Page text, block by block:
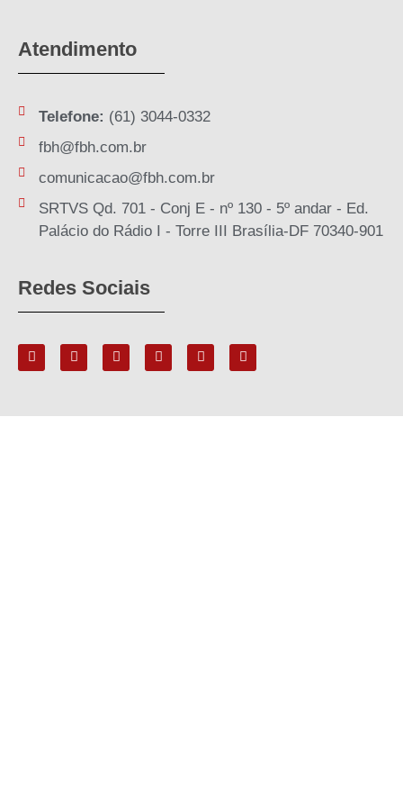
Atendimento
Telefone: (61) 3044-0332
fbh@fbh.com.br
comunicacao@fbh.com.br
SRTVS Qd. 701 - Conj E - nº 130 - 5º andar - Ed.
Palácio do Rádio I - Torre III Brasília-DF 70340-901
Redes Sociais